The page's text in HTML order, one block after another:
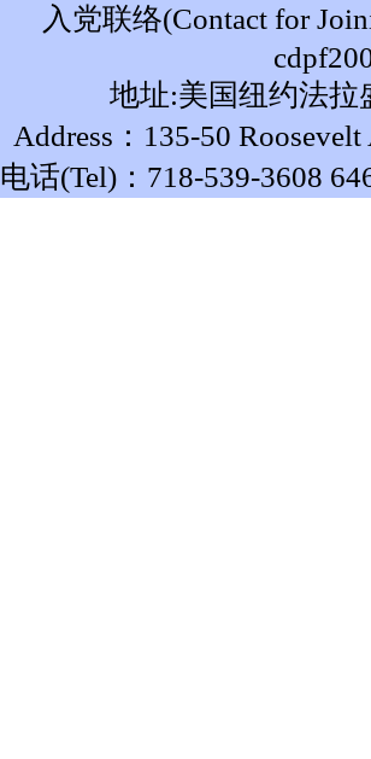
入党联络(Contact for
地址:美国纽约法拉
Address：135-50
电话(Tel)：718-539-3608